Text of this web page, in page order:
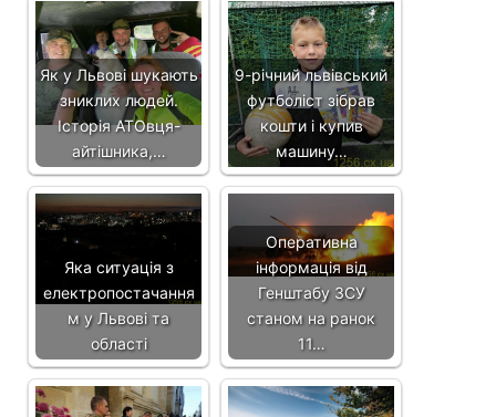
Як у Львові шукають
зниклих людей.
Історія АТОвця-
айтішника,…
9-річний львівський
футболіст зібрав
кошти і купив
машину…
Яка ситуація з
електропостачання
м у Львові та
області
Оперативна
інформація від
Генштабу ЗСУ
станом на ранок
11…